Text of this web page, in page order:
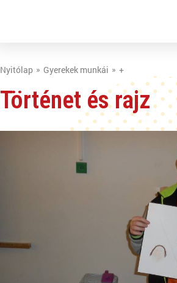
Nyitólap Gyerekek munkái +
Történet és rajz